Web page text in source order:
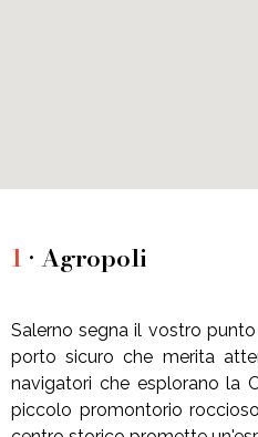
1 • Agropoli
Salerno segna il vostro
porto sicuro che merita
navigatori che esplorano la
piccolo promontorio